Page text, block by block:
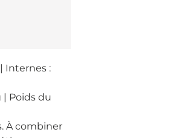
Internes :
| Poids du
À combiner